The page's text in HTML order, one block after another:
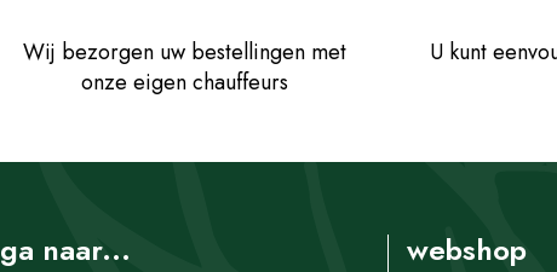
Wij bezorgen uw bestellingen met
onze eigen chauffeurs
U kunt
ga naar... webshop